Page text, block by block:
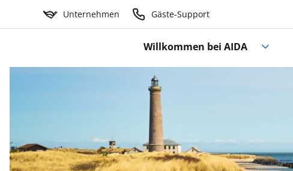
Unternehmen Gäste-Support
Willkommen bei AIDA